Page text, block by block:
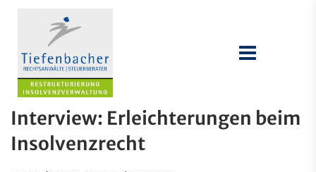
Interview: Erleichterungen beim
Insolvenzrecht